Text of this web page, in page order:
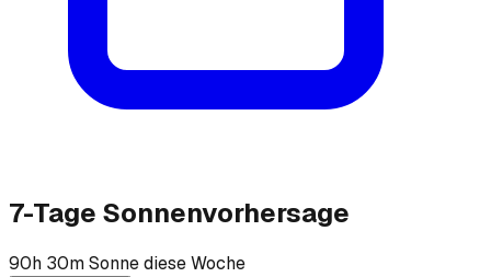
7-Tage Sonnenvorhersage
90h 30m Sonne diese Woche